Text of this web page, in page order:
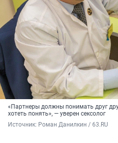
«Партнеры должны понимать друг
хотеть понять», — уверен сексолог
Источник: Роман Данилкин / 63.RU